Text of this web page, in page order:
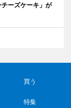
ーズケーキ」が
買う
特集